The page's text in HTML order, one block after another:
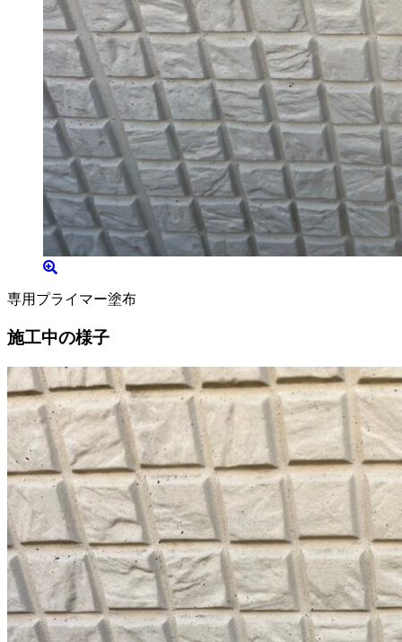
専用プライマー塗布
施工中の様子